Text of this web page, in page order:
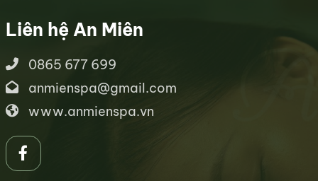
Liên hệ An Miên
0865 677 699
anmienspa@gmail.com
www.anmienspa.vn